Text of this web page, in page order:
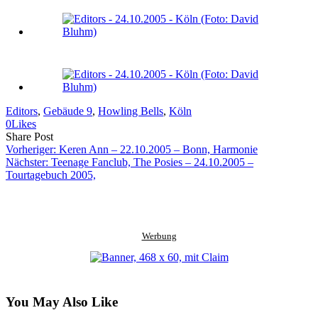
Editors, Gebäude 9, Howling Bells, Köln
0Likes
Share PostShare
on
Facebook
Copy
URL
to
clipboard
Send
Link
via
eMail
Vorheriger: Keren Ann – 22.10.2005 – Bonn, Harmonie
Nächster: Teenage Fanclub, The Posies – 24.10.2005 –
Tourtagebuch 2005,
Werbung
You May Also Like